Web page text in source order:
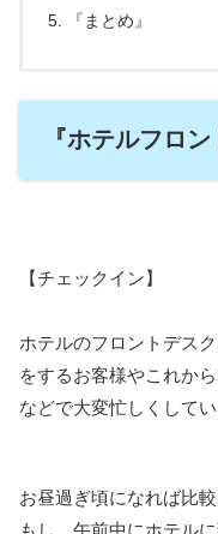
『まとめ』
『ホテルフロン
【チェックイン】
ホテルのフロントデス
をするお客様やこれか
などで大変忙しくしてい
お昼過ぎ頃になれば比
もし、午前中にホテル